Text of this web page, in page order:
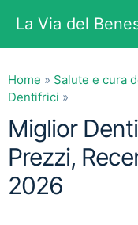
contenuto
La Via del
Home » Salute e cura
Dentifrici »
Miglior
Prezzi,
2026